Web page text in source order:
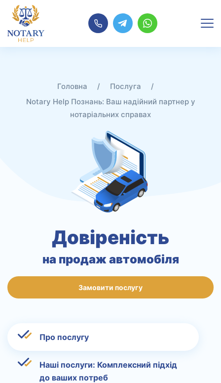
Перейти
контенту
/
/
Notary Help Познань: Ваш надійний партнер у
нотаріальних справах
Довіреність
на продаж автомобіля
Замовити послугу
Про послугу
Наші послуги: Комплексний підхід
до ваших потреб